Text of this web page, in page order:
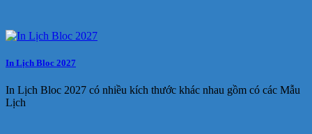
In Lịch Bloc 2027
In Lịch Bloc 2027 có nhiều kích thước khác nhau gồm có các Mẫu
Lịch